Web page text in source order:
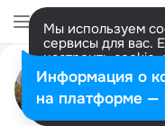
Мы используем
сервисы для вас.
настроить
представитель.
Разрешить все
Елена
Информация о
на платформе —